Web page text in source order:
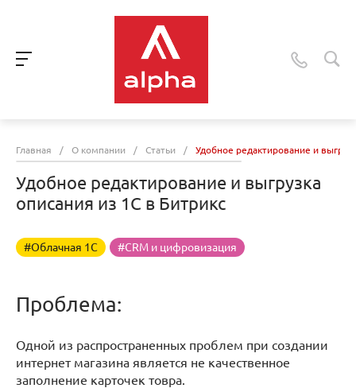
Главная / О компании / Статьи / Удобное редактирование и
Удобное редактирование и выгрузка
описания из 1С в Битрикс
#Облачная 1С #CRM и цифровизация
Проблема:
Одной из распространенных проблем при создании
интернет магазина является не качественное
заполнение карточек товра.